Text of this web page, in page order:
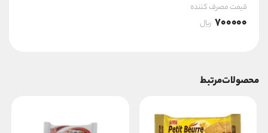
قیمت مصرف کننده
700000 ریال
محصولات مرتبط